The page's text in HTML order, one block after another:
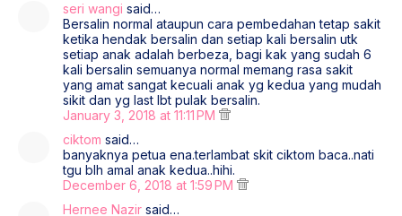
seri wangi said…
Bersalin normal ataupun cara pembedahan tetap sakit
ketika hendak bersalin dan setiap kali bersalin utk
setiap anak adalah berbeza, bagi kak yang sudah 6
kali bersalin semuanya normal memang rasa sakit
yang amat sangat kecuali anak yg kedua yang mudah
sikit dan yg last lbt pulak bersalin.
January 3, 2018 at 11:11 PM
ciktom said…
banyaknya petua ena.terlambat skit ciktom baca..nati
tgu blh amal anak kedua..hihi.
December 6, 2018 at 1:59 PM
Hernee Nazir said…